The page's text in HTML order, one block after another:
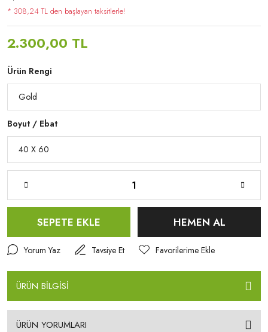
* 308,24 TL den başlayan taksitlerle!
2.300,00 TL
Ürün Rengi
Boyut / Ebat
SEPETE EKLE HEMEN AL
Yorum Yaz Tavsiye Et
ÜRÜN BİLGİSİ
ÜRÜN YORUMLARI